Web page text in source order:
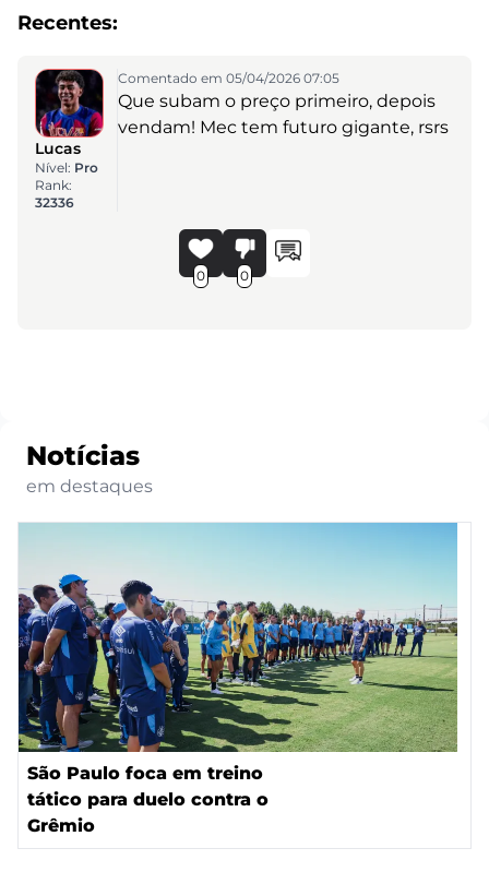
Recentes:
Lucas
Nível: Pro
Rank:
32336
Comentado em 05/04/2026 07:05
Que subam o preço primeiro, depois
vendam! Mec tem futuro gigante, rsrs
0 0
Notícias
em destaques
São Paulo foca em treino
tático para duelo contra o
Grêmio